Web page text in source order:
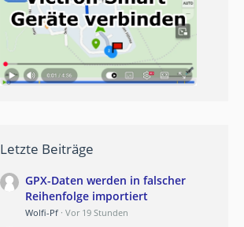
Letzte Beiträge
GPX-Daten werden in falscher
Reihenfolge importiert
Wolfi-Pf Vor 19 Stunden